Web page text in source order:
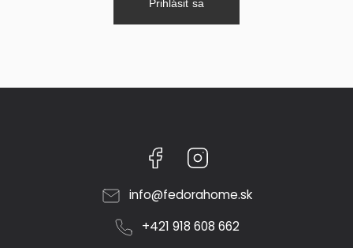
Prihlásiť sa
Facebook
info@fedorahome.sk
+421 918 608 662